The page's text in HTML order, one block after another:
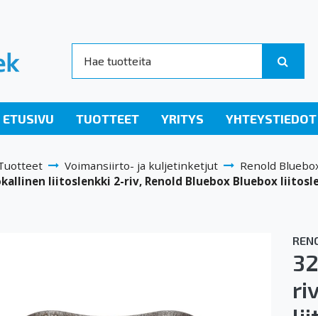
ETUSIVU TUOTTEET YRITYS YHTEYSTIEDOT
Voimansiirto- ja kuljetinketjut
Renold
liitoslenkki 2-riv, Renold Bluebox Bluebox